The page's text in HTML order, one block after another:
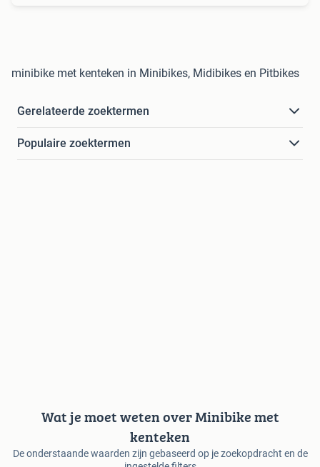
minibike met kenteken in Minibikes, Midibikes en Pitbikes
Gerelateerde zoektermen
Populaire zoektermen
Wat je moet weten over Minibike met
kenteken
De onderstaande waarden zijn gebaseerd op je zoekopdracht en de